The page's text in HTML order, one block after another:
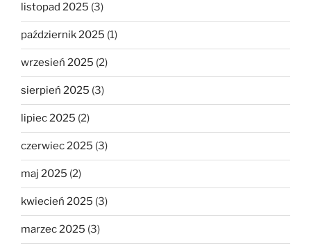
listopad 2025 (3)
październik 2025 (1)
wrzesień 2025 (2)
sierpień 2025 (3)
lipiec 2025 (2)
czerwiec 2025 (3)
maj 2025 (2)
kwiecień 2025 (3)
marzec 2025 (3)